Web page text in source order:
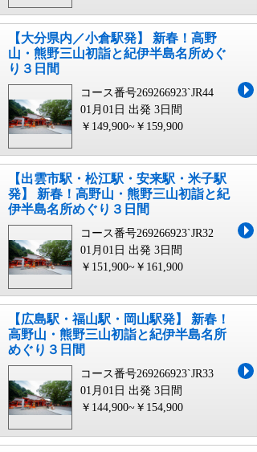
【大分県内／小倉駅発】 新春！高野
山・熊野三山初詣と紀伊半島名所めぐ
り３日間
コース番号269266923`JR44
01月01日 出発 3日間
￥149,900~￥159,900
【出雲市駅・松江駅・安来駅・米子駅
発】 新春！高野山・熊野三山初詣と紀
伊半島名所めぐり３日間
コース番号269266923`JR32
01月01日 出発 3日間
￥151,900~￥161,900
【広島駅・福山駅・岡山駅発】 新春！
高野山・熊野三山初詣と紀伊半島名所
めぐり３日間
コース番号269266923`JR33
01月01日 出発 3日間
￥144,900~￥154,900